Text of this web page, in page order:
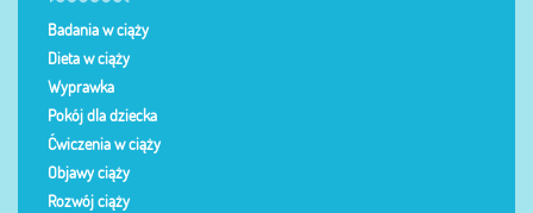
Badania w ciąży
Dieta w ciąży
Wyprawka
Pokój dla dziecka
Ćwiczenia w ciąży
Objawy ciąży
Rozwój ciąży